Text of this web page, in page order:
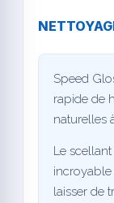
Speed
rapide de
naturelles
Le
incroyable
laisser de